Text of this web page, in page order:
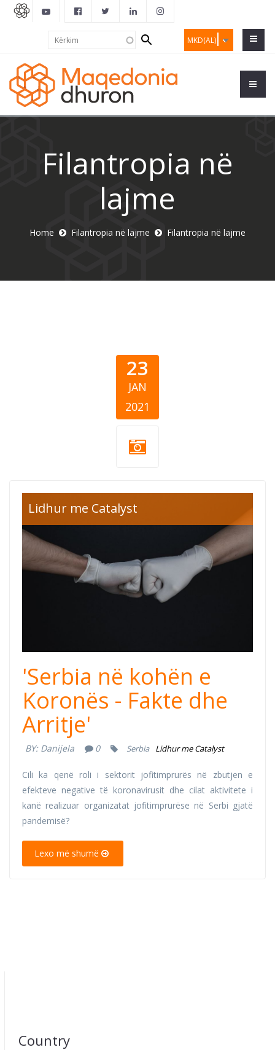
MKD(AL)
Search
form
Filantropia në
lajme
Home Filantropia në lajme Filantropia në lajme
23
JAN
2021
korona-virus-
neprofitne-
organizacije.jpg
Lidhur me Catalyst
'Serbia në kohën e
Koronës - Fakte dhe
Arritje'
BY: Danijela 0 Serbia Lidhur me Catalyst
Cili ka qenë roli i sektorit jofitimprurës në zbutjen e
efekteve negative të koronavirusit dhe cilat aktivitete i
kanë realizuar organizatat jofitimprurëse në Serbi gjatë
pandemisë?
Lexo më shumë
Country